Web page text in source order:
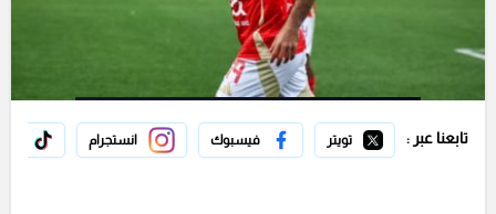
تابعنا عبر : تويتر فيسبوك انستجرام